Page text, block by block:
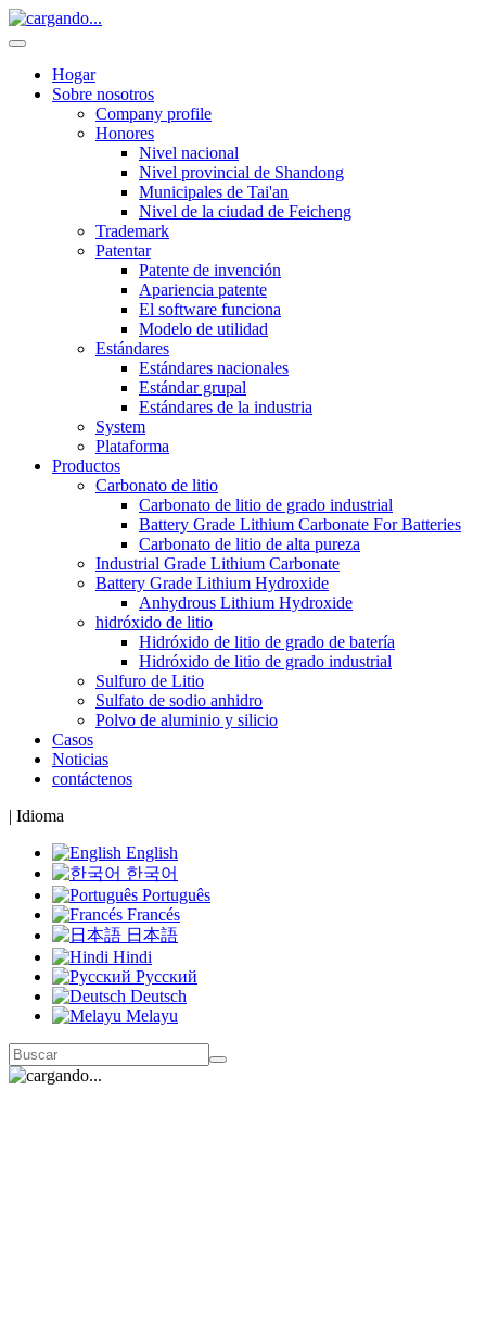
Hogar
Sobre nosotros
Company profile
Honores
Nivel nacional
Nivel provincial de Shandong
Municipales de Tai'an
Nivel de la ciudad de Feicheng
Trademark
Patentar
Patente de invención
Apariencia patente
El software funciona
Modelo de utilidad
Estándares
Estándares nacionales
Estándar grupal
Estándares de la industria
System
Plataforma
Productos
Carbonato de litio
Carbonato de litio de grado industrial
Battery Grade Lithium Carbonate For Batteries
Carbonato de litio de alta pureza
Industrial Grade Lithium Carbonate
Battery Grade Lithium Hydroxide
Anhydrous Lithium Hydroxide
hidróxido de litio
Hidróxido de litio de grado de batería
Hidróxido de litio de grado industrial
Sulfuro de Litio
Sulfato de sodio anhidro
Polvo de aluminio y silicio
Casos
Noticias
contáctenos
| Idioma
English
한국어
Português
Francés
日本語
Hindi
Русский
Deutsch
Melayu